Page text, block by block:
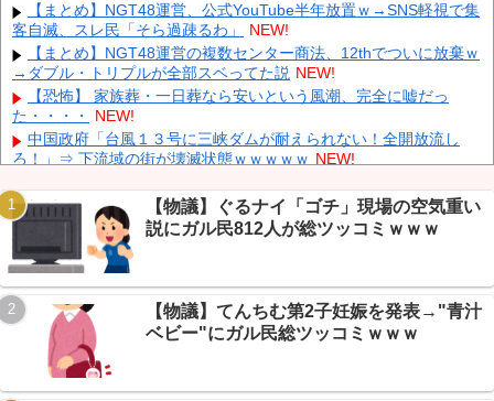
中国「大洪水！」三峡ダム「9門開放！（全力放流」中国都市
「三峡沿線の道路水没」中国政府「高速道路封鎖！」中国ダム「緊
急放流に合わせて開門（土砂崩れ発生」→ NEW!
【悲報】 ワイ「半沢直樹みたいな銀行員カッコいい」銀行員の友
人「あんな奴居ねえよ」 NEW!
【朗報】 秋田県、UAEのオイルマネー2兆円が転がり込んでガチ
で東北最強になるぞｗｗｗｗｗｗｗ NEW!
Powered by livedoor 相互RSS
【まとめ】NGT48運営、公式YouTube半年放置ｗ→SNS軽視で集
客自滅、スレ民「そら過疎るわ」
NEW!
【まとめ】NGT48運営の複数センター商法、12thでついに放棄ｗ
→ダブル・トリプルが全部スベってた説 NEW!
【恐怖】 家族葬・一日葬なら安いという風潮、完全に嘘だっ
た・・・・
NEW!
中国政府「台風１３号に三峡ダムが耐えられない！全開放流し
ろ！」⇒ 下流域の街が壊滅状態ｗｗｗｗｗ NEW!
てしまった…」
NEW!
【朗報】エッヂ民「サッカーより面白いスポーツある？」→野球
vsサッカーの予想外な展開がカオスｗｗｗ
【悲報】ワイ(30)、口座残高スクショを晒して「人生終わり」→
エッヂ民「それ自慢だろ」総ツッコミｗｗｗ NEW!
【まとめ】名古屋→三重で方言が豹変「せやから」に「ファ
ッ！？」関西弁境界線でエッヂ民がアツい議論ｗｗ
NEW!
【速報】 齋藤飛鳥さんの下着ｗｗｗｗｗｗｗｗ （※画像あり）
NEW!
【物議】ぐるナイ「ゴチ」現場の空気重い
説にガル民812人が総ツッコミｗｗｗ
【物議】てんちむ第2子妊娠を発表→"青汁
ベビー"にガル民総ツッコミｗｗｗ